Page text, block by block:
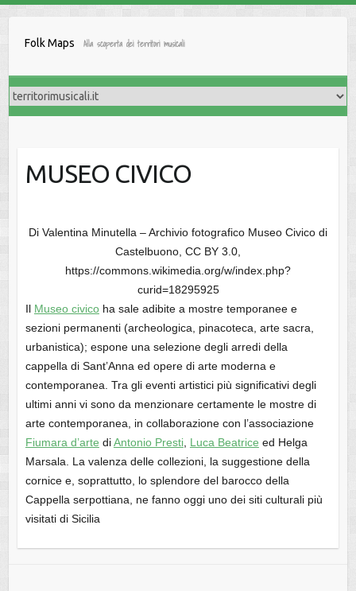
Folk Maps Alla scoperta dei territori musicali
MUSEO CIVICO
Di Valentina Minutella – Archivio fotografico Museo Civico di
Castelbuono, CC BY 3.0,
https://commons.wikimedia.org/w/index.php?
curid=18295925
Il Museo civicoha sale adibite a mostre temporanee e
sezioni permanenti (archeologica, pinacoteca, arte sacra,
urbanistica); espone una selezione degli arredi della
cappella di Sant’Anna ed opere di arte moderna e
contemporanea. Tra gli eventi artistici più significativi degli
ultimi anni vi sono da menzionare certamente le mostre di
arte contemporanea, in collaborazione con l’associazione
Fiumara d’arte diAntonio Presti, Luca Beatrice ed Helga
Marsala. La valenza delle collezioni, la suggestione della
cornice e, soprattutto, lo splendore del barocco della
Cappella serpottiana, ne fanno oggi uno dei siti culturali più
visitati di Sicilia